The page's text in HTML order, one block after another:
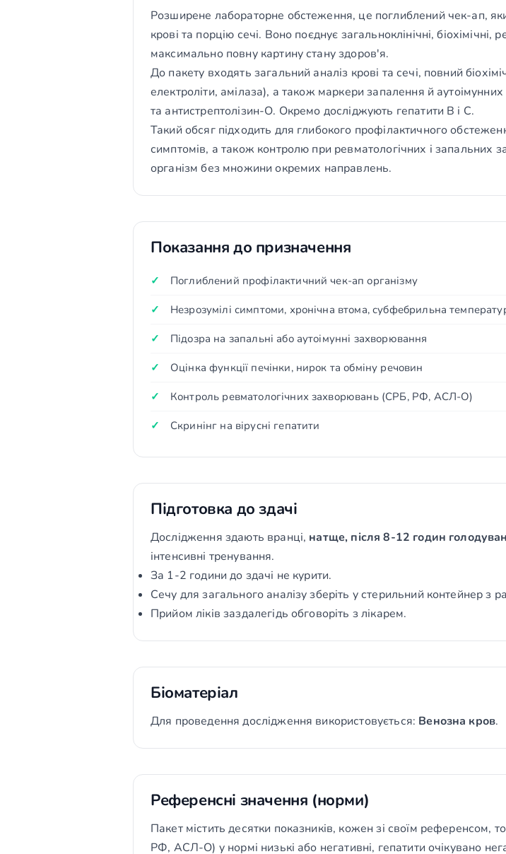
Розширене лабораторне обстеження, це поглиблений чек-ап,
крові та порцію сечі. Воно поєднує загальноклінічні,
максимально повну картину стану здоров'я.
До пакету входять загальний аналіз крові та сечі, повний
електроліти, амілаза), а також маркери запалення й
та антистрептолізин-О. Окремо досліджують гепатити В і С.
Такий обсяг підходить для глибокого профілактичного
симптомів, а також контролю при ревматологічних і запальних
організм без множини окремих направлень.
Показання до призначення
Поглиблений профілактичний чек-ап організму
Незрозумілі симптоми, хронічна втома, субфебрильна
Підозра на запальні або аутоімунні захворювання
Оцінка функції печінки, нирок та обміну речовин
Контроль ревматологічних захворювань (СРБ, РФ, АСЛ-О)
Скринінг на вірусні гепатити
Підготовка до здачі
Дослідження здають вранці, натще, після 8-12 годин
інтенсивні тренування.
За 1-2 години до здачі не курити.
Сечу для загального аналізу зберіть у стерильний контейнер з
Прийом ліків заздалегідь обговоріть з лікарем.
Біоматеріал
Для проведення дослідження використовується: Венозна кров.
Референсні значення (норми)
Пакет містить десятки показників, кожен зі своїм
РФ, АСЛ-О) у нормі низькі або негативні, гепатити очікувано